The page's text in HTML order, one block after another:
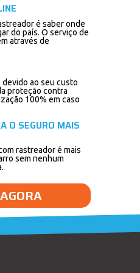
é saber onde
do país. O serviço de
através de
ao seu custo
proteção contra
100% em caso
O SEGURO MAIS
rastreador é mais
sem nenhum